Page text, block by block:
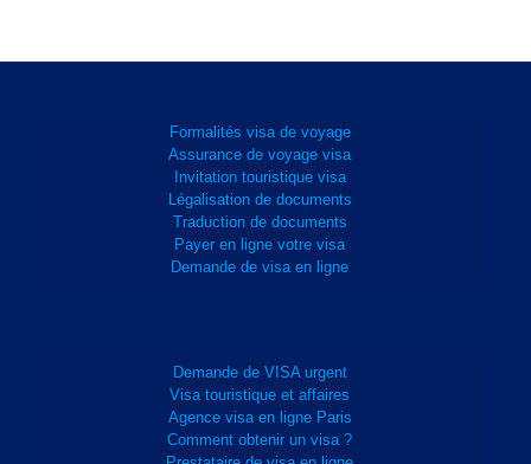
Formalités visa de voyage
Assurance de voyage visa
Invitation touristique visa
Légalisation de documents
Traduction de documents
Payer en ligne votre visa
Demande de visa en ligne
Demande de VISA urgent
Visa touristique et affaires
Agence visa en ligne Paris
Comment obtenir un visa ?